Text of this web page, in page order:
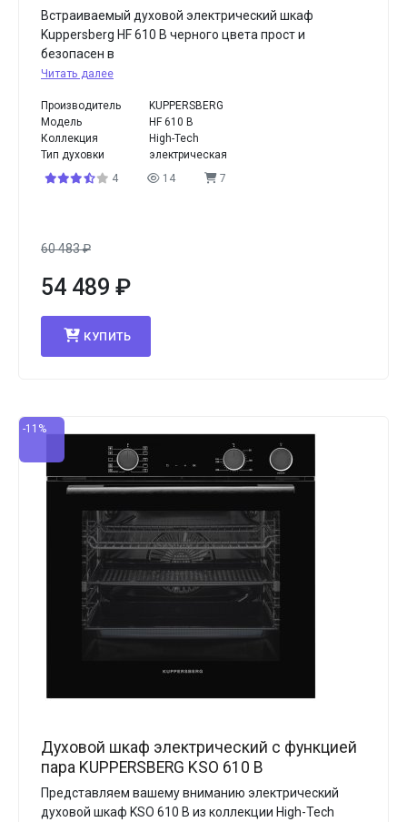
Встраиваемый духовой электрический шкаф
Kuppersberg HF 610 B черного цвета прост и
безопасен в
Читать далее
Производитель
KUPPERSBERG
Модель
HF 610 B
Коллекция
High-Tech
Тип духовки
электрическая
4
14 7
60 483₽
54 489 ₽
КУПИТЬ
-11%
Духовой шкаф электрический с функцией
пара KUPPERSBERG KSO 610 B
Представляем вашему вниманию электрический
духовой шкаф KSO 610 B из коллекции High-Tech